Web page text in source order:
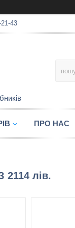
43
ПРО НАС
2114 лів.